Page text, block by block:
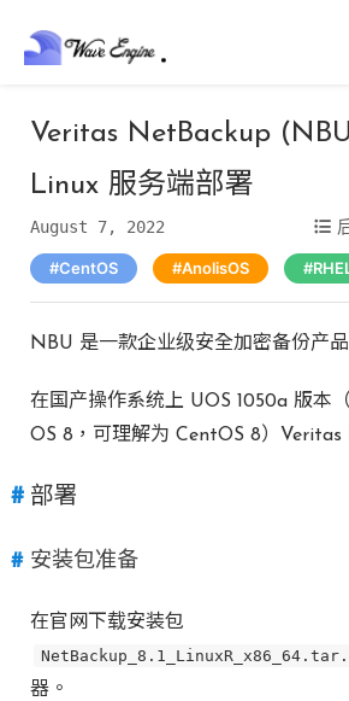
Veritas NetBackup
Linux 服务端部署
August 7, 2022
CentOS AnolisOS
NBU 是一款企业级安全加密备份产品
在国产操作系统上 UOS 1050a 版本
OS 8，可理解为 CentOS 8）Veritas
部署
安装包准备
在官网下载安装包
器。